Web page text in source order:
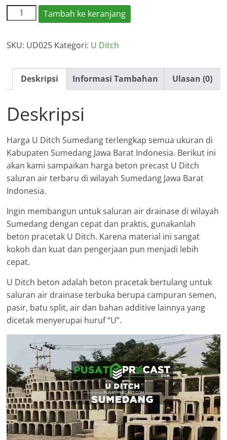
Kuantitas
Harga
Ditch
Tambah ke keranjang
SKU: UD025 Kategori: U Ditch
Deskripsi Informasi Tambahan Ulasan (0)
Deskripsi
Harga U Ditch Sumedang terlengkap semua ukuran di
Kabupaten Sumedang Jawa Barat Indonesia. Berikut ini
akan kami sampaikan harga beton precast U Ditch
saluran air terbaru di wilayah Sumedang Jawa Barat
Indonesia.
Ingin membangun untuk saluran air drainase di wilayah
Sumedang dengan cepat dan praktis, gunakanlah
beton pracetak U Ditch. Karena material ini sangat
kokoh dan kuat dan pengerjaan pun menjadi lebih
cepat.
U Ditch beton adalah beton pracetak bertulang untuk
saluran air drainase terbuka berupa campuran semen,
pasir, batu split, air dan bahan additive lainnya yang
dicetak menyerupai huruf “U”.